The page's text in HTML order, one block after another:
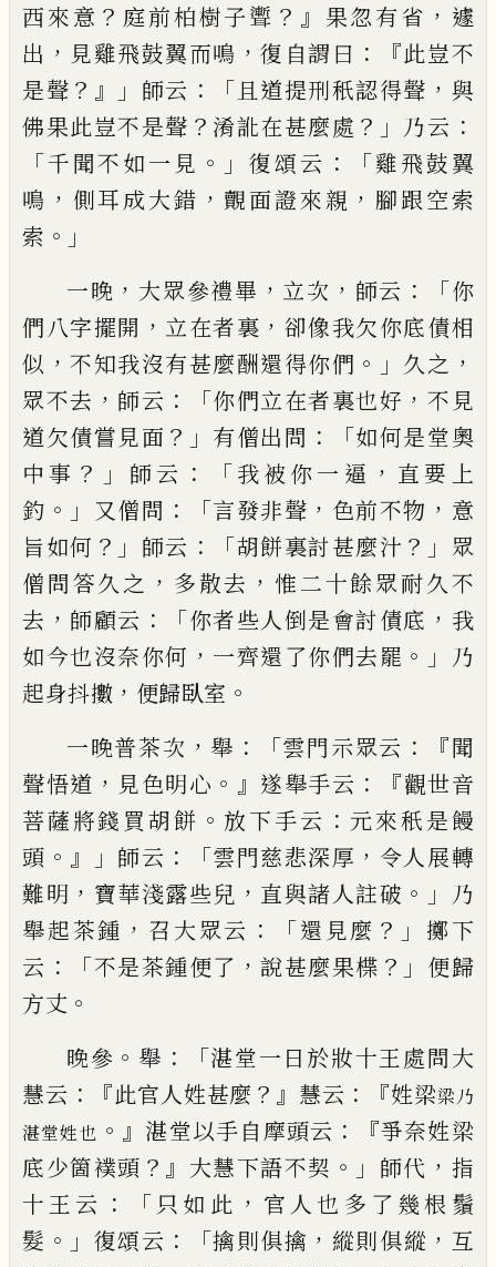
西來意 ？ 庭前柏樹子聻 ？』 果忽有省 ， 遽
出 ， 見雞飛鼓翼而鳴 ，復自謂曰 ：『此豈不
是聲 ？』」 師云 ：「 且道提刑秖認得聲 ， 與
佛果此豈不是聲 ？ 淆訛在甚麼處 ？」 乃云 ：
「千聞不如一見 。」復頌云 ：「雞飛鼓翼
鳴 ， 側耳成大錯 ， 覿面證來親 ， 腳跟空索
索 。」
一晚 ， 大眾參禮畢 ， 立次 ， 師云 ：「你
們八字擺開 ， 立在者裏 ， 卻像我欠你底債相
似 ，不知我沒有甚麼酬還得你們 。」 久之 ，
眾不去 ， 師云 ：「你們立在者裏也好 ，不見
道欠債嘗見面 ？」 有僧出問 ：「如何是堂奧
中事 ？」 師云 ：「我被 你一逼 ， 直要上
釣 。」 又僧問 ：「言發非聲 ， 色前不物 ， 意
旨如何 ？」 師云 ：「胡餅裏討甚麼汁 ？」 眾
僧問答久之 ， 多散去 ， 惟二十餘眾耐久不
去 ， 師顧云 ：「你者些人倒是會討債底 ， 我
如今也沒奈你何 ， 一齊還了你們去罷 。」
乃
起身抖擻 ， 便歸臥室 。
一晚普茶次 ， 舉 ：「雲門示眾云 ：『聞
聲悟道 ， 見色明心 。』 遂舉手云 ：『觀世音
菩薩將錢買胡餅 。放下手云 ： 元來秖是饅
頭 。』」 師云 ：「雲門慈悲深厚 ， 令人展轉
難明 ， 寶華淺露些兒 ， 直與諸人註破 。」
乃
舉起茶鍾 ， 召大眾云 ：「還見麼 ？」 擲下
云 ：「不是茶鍾便了 ，說甚麼果楪 ？」 便歸
方丈 。
晚參 。 舉 ：「湛堂一日於妝十王處問大
慧云 ：『此官人姓甚麼 ？』 慧云 ：『姓梁梁乃
湛堂姓也 。』 湛堂以手自摩頭云 ：『爭奈姓梁
底少箇襆頭 ？』 大慧下語不契 。」 師代 ， 指
十王云 ：「 只如 此 ， 官人也多了幾根鬚
髮 。」 復頌云 ：「擒則俱擒 ， 縱則俱縱 ， 互